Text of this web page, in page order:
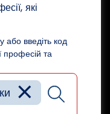
які
або введіть код
професій та
×